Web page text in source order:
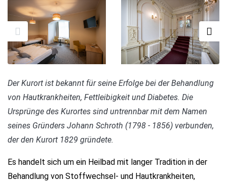
Der Kurort ist bekannt für seine Erfolge bei der Behandlung
von Hautkrankheiten, Fettleibigkeit und Diabetes. Die
Ursprünge des Kurortes sind untrennbar mit dem Namen
seines Gründers Johann Schroth (1798 - 1856) verbunden,
der den Kurort 1829 gründete.
Es handelt sich um ein Heilbad mit langer Tradition in der
Behandlung von Stoffwechsel- und Hautkrankheiten,